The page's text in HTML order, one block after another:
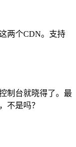
两个CDN。支持
制台就晓得了。最
不是吗？